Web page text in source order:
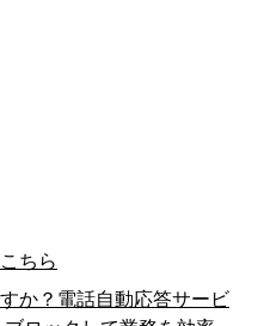
ちら
か？電話自動応答サービ